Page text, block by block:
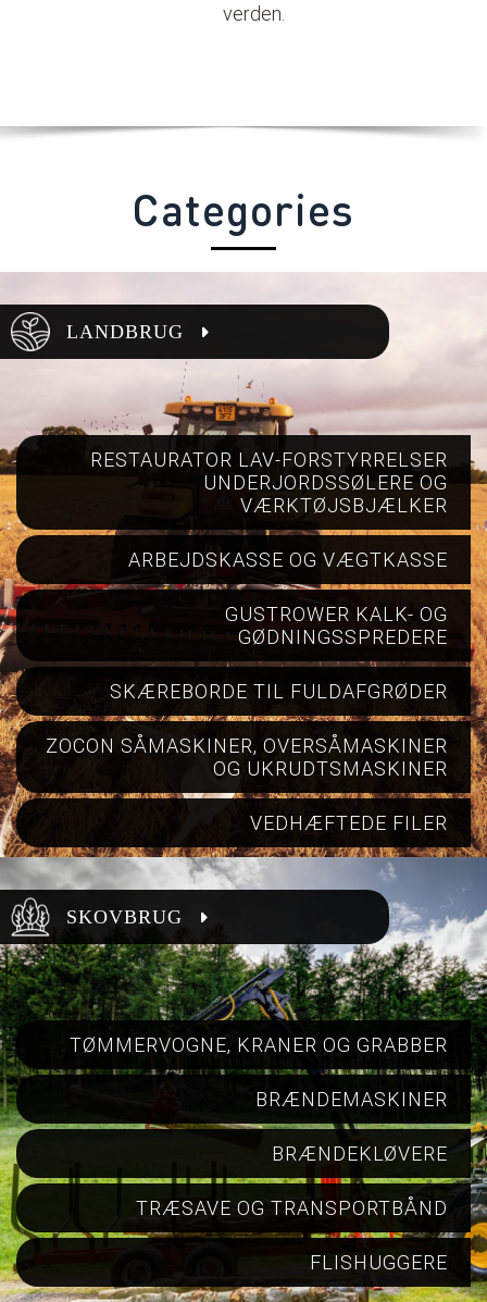
verden.
Categories
LANDBRUG
RESTAURATOR LAV-FORSTYRRELSER
UNDERJORDSSØLERE OG
VÆRKTØJSBJÆLKER
ARBEJDSKASSE OG VÆGTKASSE
GUSTROWER KALK- OG
GØDNINGSSPREDERE
SKÆREBORDE TIL FULDAFGRØDER
ZOCON SÅMASKINER, OVERSÅMASKINER
OG UKRUDTSMASKINER
VEDHÆFTEDE FILER
SKOVBRUG
TØMMERVOGNE, KRANER OG GRABBER
BRÆNDEMASKINER
BRÆNDEKLØVERE
TRÆSAVE OG TRANSPORTBÅND
FLISHUGGERE